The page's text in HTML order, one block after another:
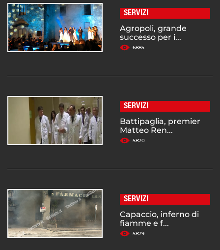
SERVIZI
Agropoli, grande
successo per i...
6885
SERVIZI
Battipaglia, premier
Matteo Ren...
5870
SERVIZI
Capaccio, inferno di
fiamme e f...
5879